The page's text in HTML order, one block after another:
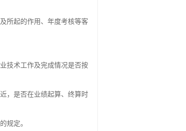
所起的作用、年度考核等客
技术工作及完成情况是否按
，是否在业绩起算、终算时
规定。